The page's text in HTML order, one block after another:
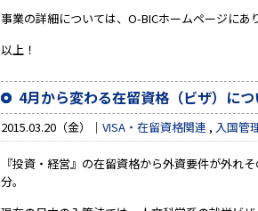
事業の詳細については、O-BICホームページにあ
以上！
4月から変わる在留資格（ビザ）に
2015.03.20（金） VISA・在留資格関連 , 入国管
『投資・経営』の在留資格から外資要件が外れ
分。